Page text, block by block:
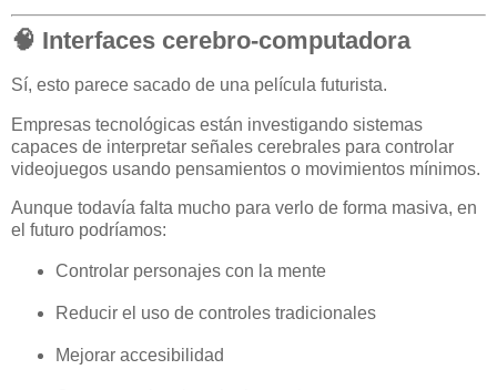
🧠 Interfaces cerebro-computadora
Sí, esto parece sacado de una película futurista.
Empresas tecnológicas están investigando sistemas
capaces de interpretar señales cerebrales para controlar
videojuegos usando pensamientos o movimientos mínimos.
Aunque todavía falta mucho para verlo de forma masiva, en
el futuro podríamos:
Controlar personajes con la mente
Reducir el uso de controles tradicionales
Mejorar accesibilidad